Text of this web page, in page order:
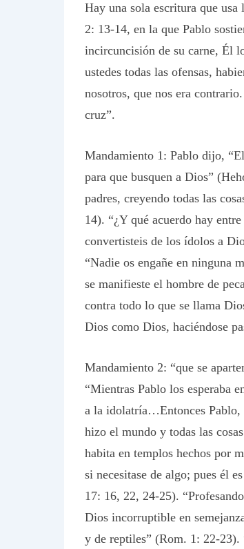
Hay una sola escritura que
2: 13-14, en la que Pablo
incircuncisión de su carne, Él
ustedes todas las ofensas,
nosotros, que nos era
cruz”.
Mandamiento 1: Pablo dijo,
para que busquen a Dios”
padres, creyendo todas las
14). “¿Y qué acuerdo hay
convertisteis de los ídolos a
“Nadie os engañe en ninguna
se manifieste el hombre de
contra todo lo que se llama
Dios como Dios, haciéndose
Mandamiento 2: “que se
“Mientras Pablo los esperaba
a la idolatría…Entonces
hizo el mundo y todas las
habita en templos hechos por
si necesitase de algo; pues él
17: 16, 22, 24-25).
Dios incorruptible en
y de reptiles” (Rom. 1: 22-23).